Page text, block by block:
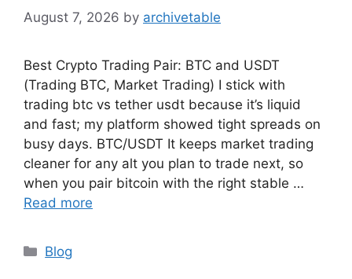
August 7, 2026 by archivetable
Best Crypto Trading Pair: BTC and USDT
(Trading BTC, Market Trading) I stick with
trading btc vs tether usdt because it’s liquid
and fast; my platform showed tight spreads on
busy days. BTC/USDT It keeps market trading
cleaner for any alt you plan to trade next, so
when you pair bitcoin with the right stable …
Read more
Blog